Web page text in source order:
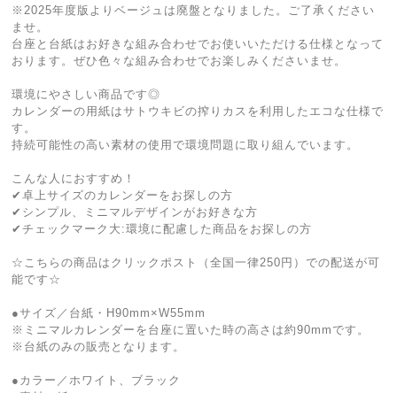
※2025年度版よりベージュは廃盤となりました。ご了承ください
ませ。
台座と台紙はお好きな組み合わせでお使いいただける仕様となって
おります。ぜひ色々な組み合わせでお楽しみくださいませ。
環境にやさしい商品です◎
カレンダーの⽤紙はサトウキビの搾りカスを利⽤したエコな仕様で
す。
持続可能性の⾼い素材の使⽤で環境問題に取り組んでいます。
こんな人におすすめ！
✔卓上サイズのカレンダーをお探しの方
✔シンプル、ミニマルデザインがお好きな方
✔チェックマーク大:環境に配慮した商品をお探しの方
☆こちらの商品はクリックポスト（全国一律250円）での配送が可
能です☆
●サイズ／台紙・H90mm×W55mm
※ミニマルカレンダーを台座に置いた時の高さは約90mmです。
※台紙のみの販売となります。
●カラー／ホワイト、ブラック